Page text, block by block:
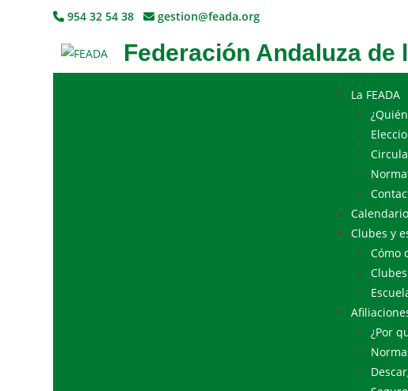
954 32 54 38 gestion@feada.org
Federación Andaluza de
La FEADA
Calendario
Clubes y
Cómo
¿Por